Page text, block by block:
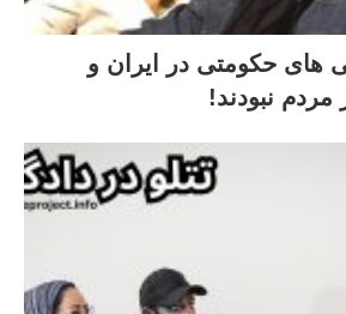
های حکومتی در ایران و
مردم نبودند!